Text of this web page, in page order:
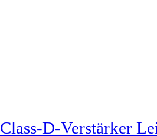
Class-D-Verstärker